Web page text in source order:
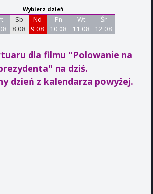
Wybierz dzień
Sb
8 08
Nd
9 08
Pn
10 08
Wt
11 08
Śr
12 08
dla filmu "Polowanie na
na dziś.
dzień z kalendarza powyżej.